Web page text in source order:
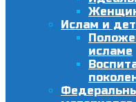
Ислам и
исламе